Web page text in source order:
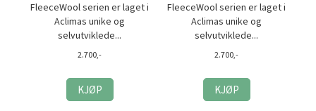
FleeceWool serien er laget i
Aclimas unike og
selvutviklede...
2.700,-
KJØP
FleeceWool serien er laget i
Aclimas unike og
selvutviklede...
2.700,-
KJØP